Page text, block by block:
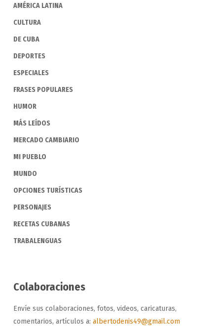
AMÉRICA LATINA
CULTURA
DE CUBA
DEPORTES
ESPECIALES
FRASES POPULARES
HUMOR
MÁS LEÍDOS
MERCADO CAMBIARIO
MI PUEBLO
MUNDO
OPCIONES TURÍSTICAS
PERSONAJES
RECETAS CUBANAS
TRABALENGUAS
Colaboraciones
Envíe sus colaboraciones, fotos, videos, caricaturas,
comentarios, artículos a: albertodenis49@gmail.com